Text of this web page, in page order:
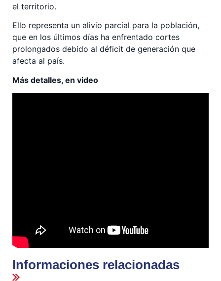
el territorio.
Ello representa un alivio parcial para la población,
que en los últimos días ha enfrentado cortes
prolongados debido al déficit de generación que
afecta al país.
Más detalles, en video
Informaciones relacionadas